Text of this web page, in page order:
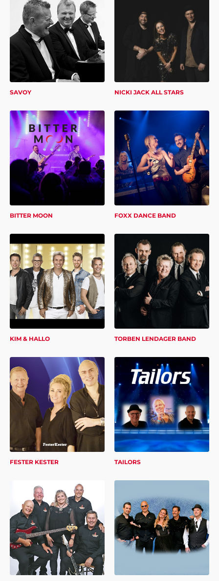
SAVOY NICKI JACK ALL STARS
BITTER MOON FOXX DANCE BAND
KIM & HALLO TORBEN LENDAGER BAND
FESTER KESTER TAILORS